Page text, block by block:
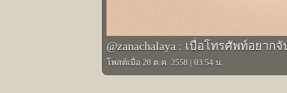
@zanachalaya : เบื่อโทรศัพท์อยาก
โพสต์เมื่อ 28 ต.ค. 2558 03:54 น.